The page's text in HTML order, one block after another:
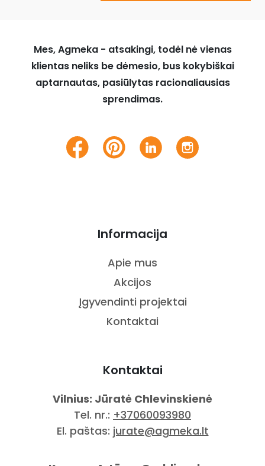
Mes, Agmeka - atsakingi, todėl nė vienas
klientas neliks be dėmesio, bus kokybiškai
aptarnautas, pasiūlytas racionaliausias
sprendimas.
Informacija
Apie mus
Akcijos
Įgyvendinti projektai
Kontaktai
Kontaktai
Vilnius: Jūratė Chlevinskienė
Tel. nr.: +37060093980
El. paštas: jurate@agmeka.lt